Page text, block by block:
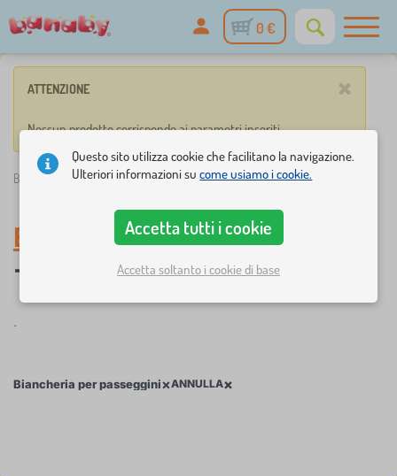
0 €
×
ATTENZIONE
Nessun prodotto corrisponde ai parametri inseriti.
Banaby.it »biancheria da letto/Biancheria da letto
Biancheria per passeggini
-
.
Biancheria per passeggini×ANNULLA×
Questo sito utilizza cookie che facilitano la navigazione.
Ulteriori informazioni sucome usiamo i cookie.
Accetta tutti i cookie
Accetta soltanto i cookie di base